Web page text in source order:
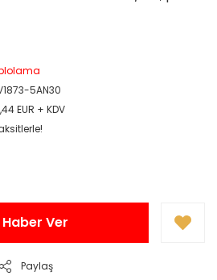
5AN30
EUR + KDV
Ver
Paylaş